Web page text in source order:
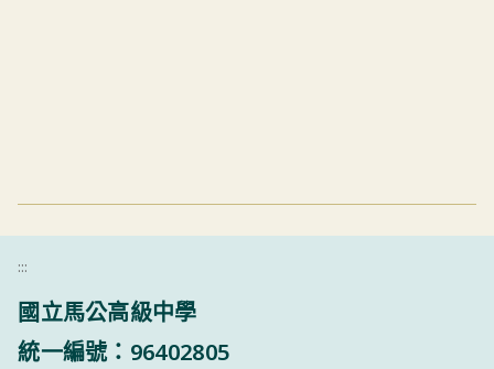
:::
國立馬公高級中學
統一編號：96402805